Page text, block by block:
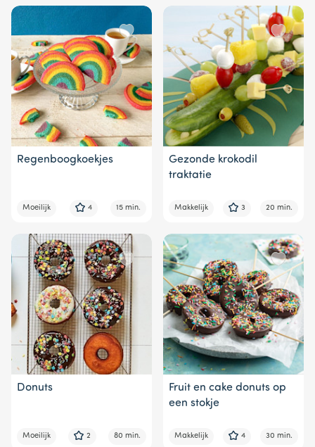
Regenboogkoekjes
Moeilijk 4 15 min.
Gezonde krokodil
traktatie
Makkelijk 3 20 min.
Donuts
Moeilijk 2 80 min.
Fruit en cake donuts op
een stokje
Makkelijk 4 30 min.